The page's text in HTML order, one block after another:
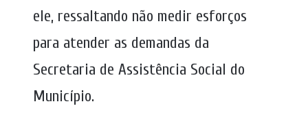
ele, ressaltando não medir esforços
para atender as demandas da
Secretaria de Assistência Social do
Município.